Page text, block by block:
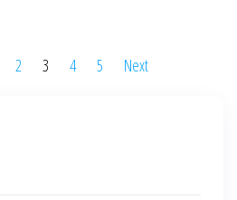
2 3 4 5 Next